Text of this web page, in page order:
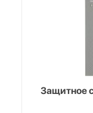
Защитное